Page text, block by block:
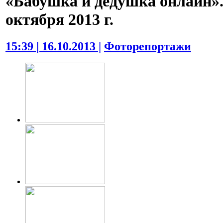
октября 2013 г.
15:39 | 16.10.2013 | Фоторепортажи